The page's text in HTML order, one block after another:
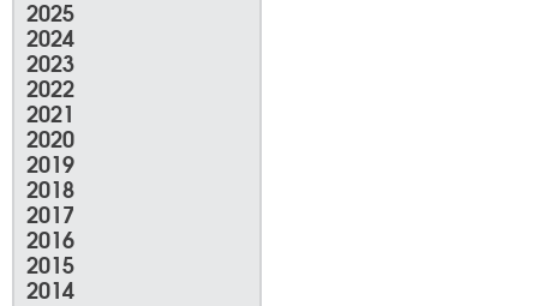
2025
2024
2023
2022
2021
2020
2019
2018
2017
2016
2015
2014